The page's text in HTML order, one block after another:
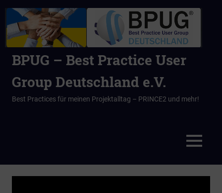
BPUG – Best Practice User
Group Deutschland e.V.
Best Practices für meinen Projektalltag – PRINCE2 und mehr!
MENÜ